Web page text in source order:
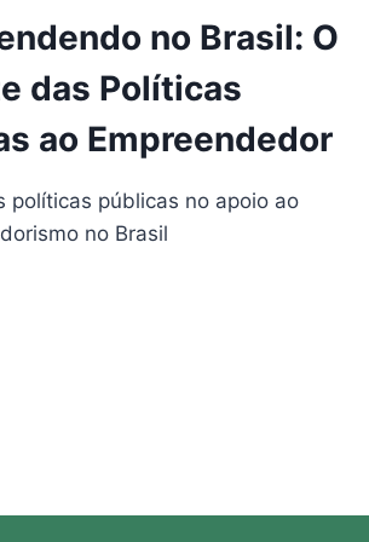
no Brasil: O
das Políticas
ao Empreendedor
políticas públicas no apoio ao
no Brasil